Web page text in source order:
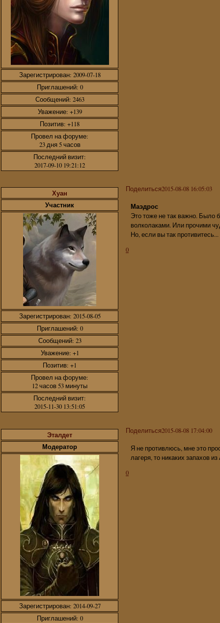
Зарегистрирован: 2009-07-18
Приглашений: 0
Сообщений: 2463
Уважение: +139
Позитив: +118
Провел на форуме:
23 дня 5 часов
Последний визит:
2017-09-10 19:21:12
Поделиться2015-08-08 16:05:03
Хуан
Участник
Зарегистрирован: 2015-08-05
Приглашений: 0
Сообщений: 23
Уважение: +1
Позитив: +1
Провел на форуме:
12 часов 53 минуты
Последний визит:
2015-11-30 13:51:05
Маэдрос
Это тоже не так важно. Было
волколаками. Или прочими
Но, если вы так противитесь...
0
Поделиться2015-08-08 17:04:00
Эталдет
Модератор
Зарегистрирован: 2014-09-27
Приглашений: 0
Я не противлюсь, мне это
лагеря, то никаких запахов
0